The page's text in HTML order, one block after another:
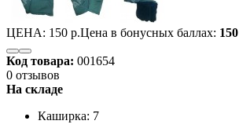
ЦЕНА: 150 р.Цена в бонусных баллах: 150
Код товара: 001654
0 отзывов
На складе
Каширка: 7